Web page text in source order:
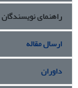
راهنمای نویسندگان
ارسال مقاله
داوران